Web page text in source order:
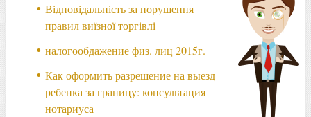
Відповідальність за порушення
правил виїзної торгівлі
налогообдажение физ. лиц 2015г.
Как оформить разрешение на выезд
ребенка за границу: консультация
нотариуса